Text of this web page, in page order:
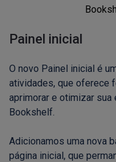
Painel inicial
O novo Painel inicial é
atividades, que oferece
aprimorar e otimizar
Bookshelf.
Adicionamos uma nova
página inicial, que